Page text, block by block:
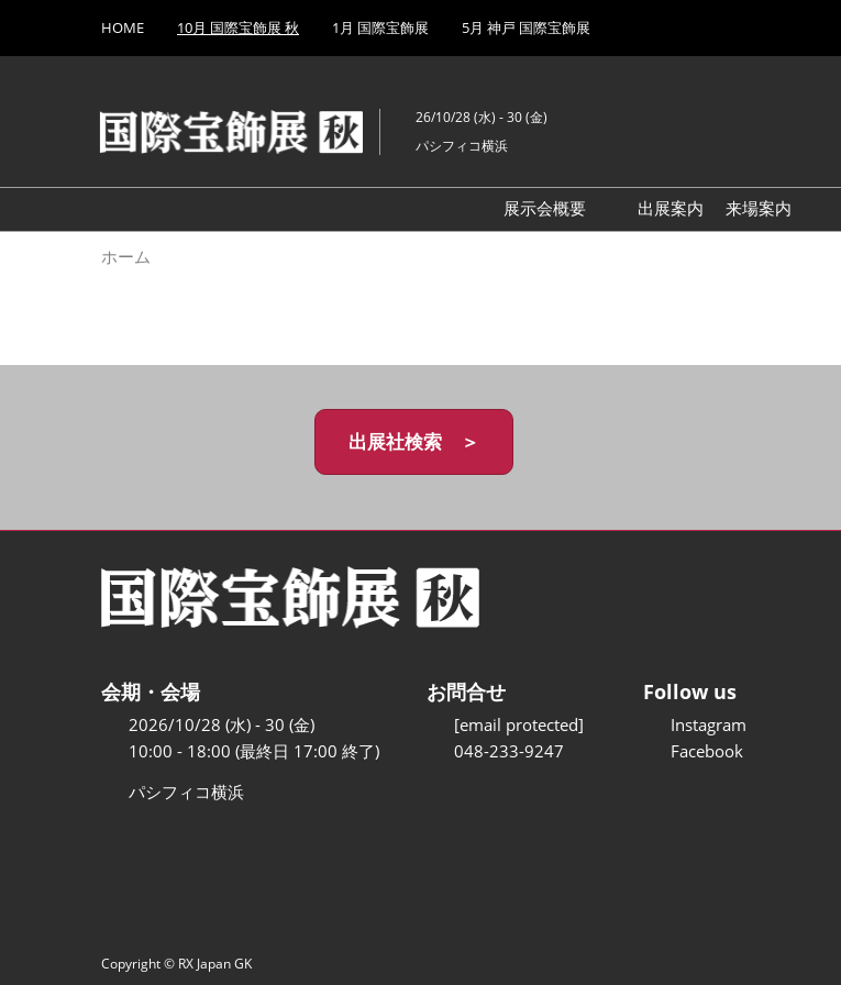
キ
し
て
to
HOME 10月 国際宝飾展 秋 1月 国際宝飾展 5月 神戸 国際宝飾展
26/10/28 (水) - 30 (金)
パシフィコ横浜
展示会概要
出展案内
来場案内
ホーム
出展社検索 ＞
会期・会場
2026/10/28 (水) - 30 (金)
10:00 - 18:00 (最終日 17:00 終了)
パシフィコ横浜
お問合せ
[email protected]
048-233-9247
Follow us
Instagram
Facebook
Copyright © RX Japan GK